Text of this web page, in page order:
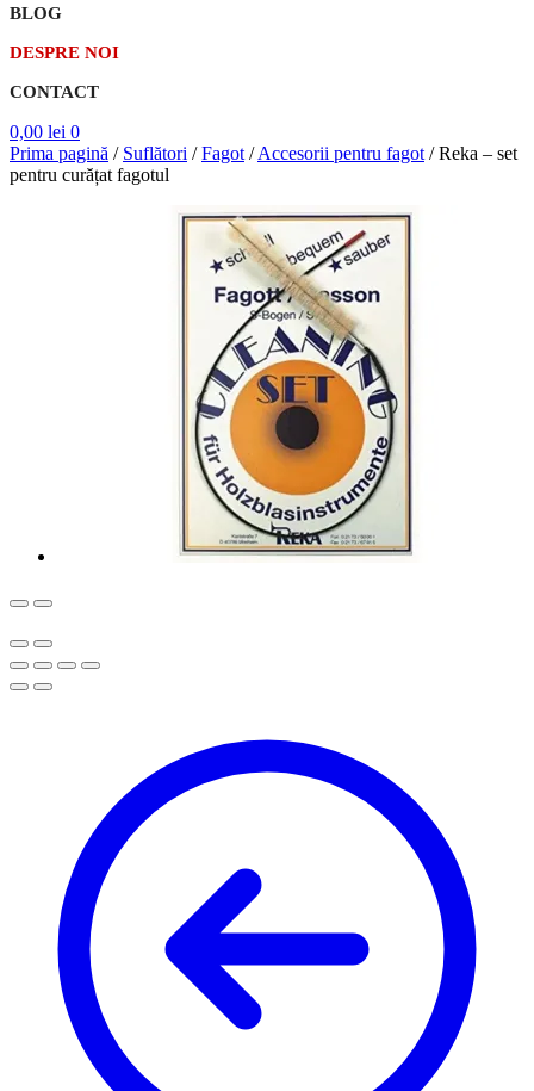
BLOG
DESPRE NOI
CONTACT
0,00 lei 0
Prima pagină / Suflători /Fagot /Accesorii pentru fagot /Reka – set
pentru curățat fagotul